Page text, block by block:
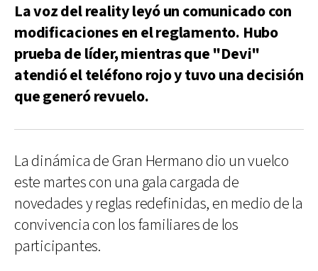
La voz del reality leyó un comunicado con
modificaciones en el reglamento. Hubo
prueba de líder, mientras que "Devi"
atendió el teléfono rojo y tuvo una decisión
que generó revuelo.
La dinámica de Gran Hermano dio un vuelco
este martes con una gala cargada de
novedades y reglas redefinidas, en medio de la
convivencia con los familiares de los
participantes.